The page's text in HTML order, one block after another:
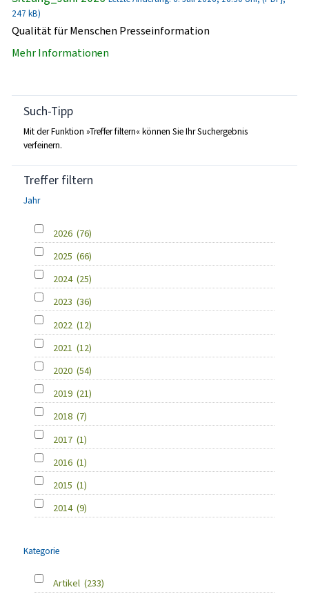
247 kB)
Qualität für Menschen Presseinformation
Mehr Informationen
Such-Tipp
Mit der Funktion »Treffer filtern« können Sie Ihr Suchergebnis
verfeinern.
Treffer filtern
Jahr
2026 (76)
2025 (66)
2024 (25)
2023 (36)
2022 (12)
2021 (12)
2020 (54)
2019 (21)
2018 (7)
2017 (1)
2016 (1)
2015 (1)
2014 (9)
Kategorie
Artikel (233)